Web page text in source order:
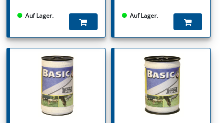
Auf Lager. Auf Lager.